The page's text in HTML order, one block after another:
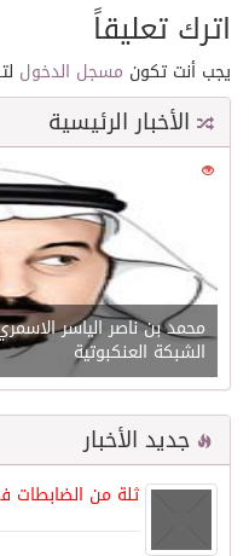
اترك تعليقاً
يجب أنت تكون مسجل الدخول
الأخبار الرئيسية
21529
محمد بن ناصر الياسر
الشبكة العنكبوتية
جديد الأخبار
ثلة من الضابطات